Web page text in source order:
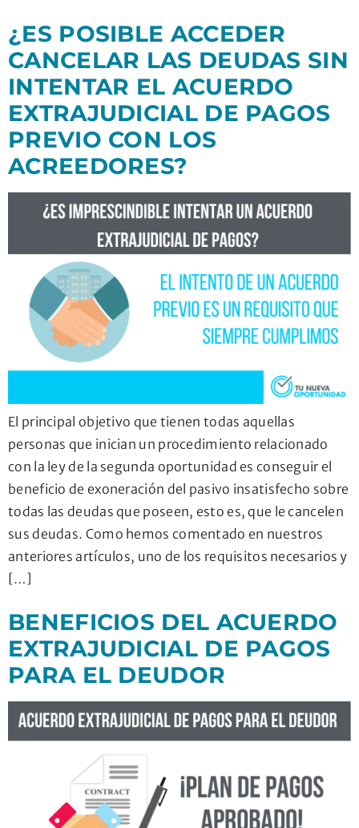
¿ES POSIBLE ACCEDER
CANCELAR LAS DEUDAS SIN
INTENTAR EL ACUERDO
EXTRAJUDICIAL DE PAGOS
PREVIO CON LOS
ACREEDORES?
El principal objetivo que tienen todas aquellas
personas que inician un procedimiento relacionado
con la ley de la segunda oportunidad es conseguir el
beneficio de exoneración del pasivo insatisfecho sobre
todas las deudas que poseen, esto es, que le cancelen
sus deudas. Como hemos comentado en nuestros
anteriores artículos, uno de los requisitos necesarios y
[…]
BENEFICIOS DEL ACUERDO
EXTRAJUDICIAL DE PAGOS
PARA EL DEUDOR